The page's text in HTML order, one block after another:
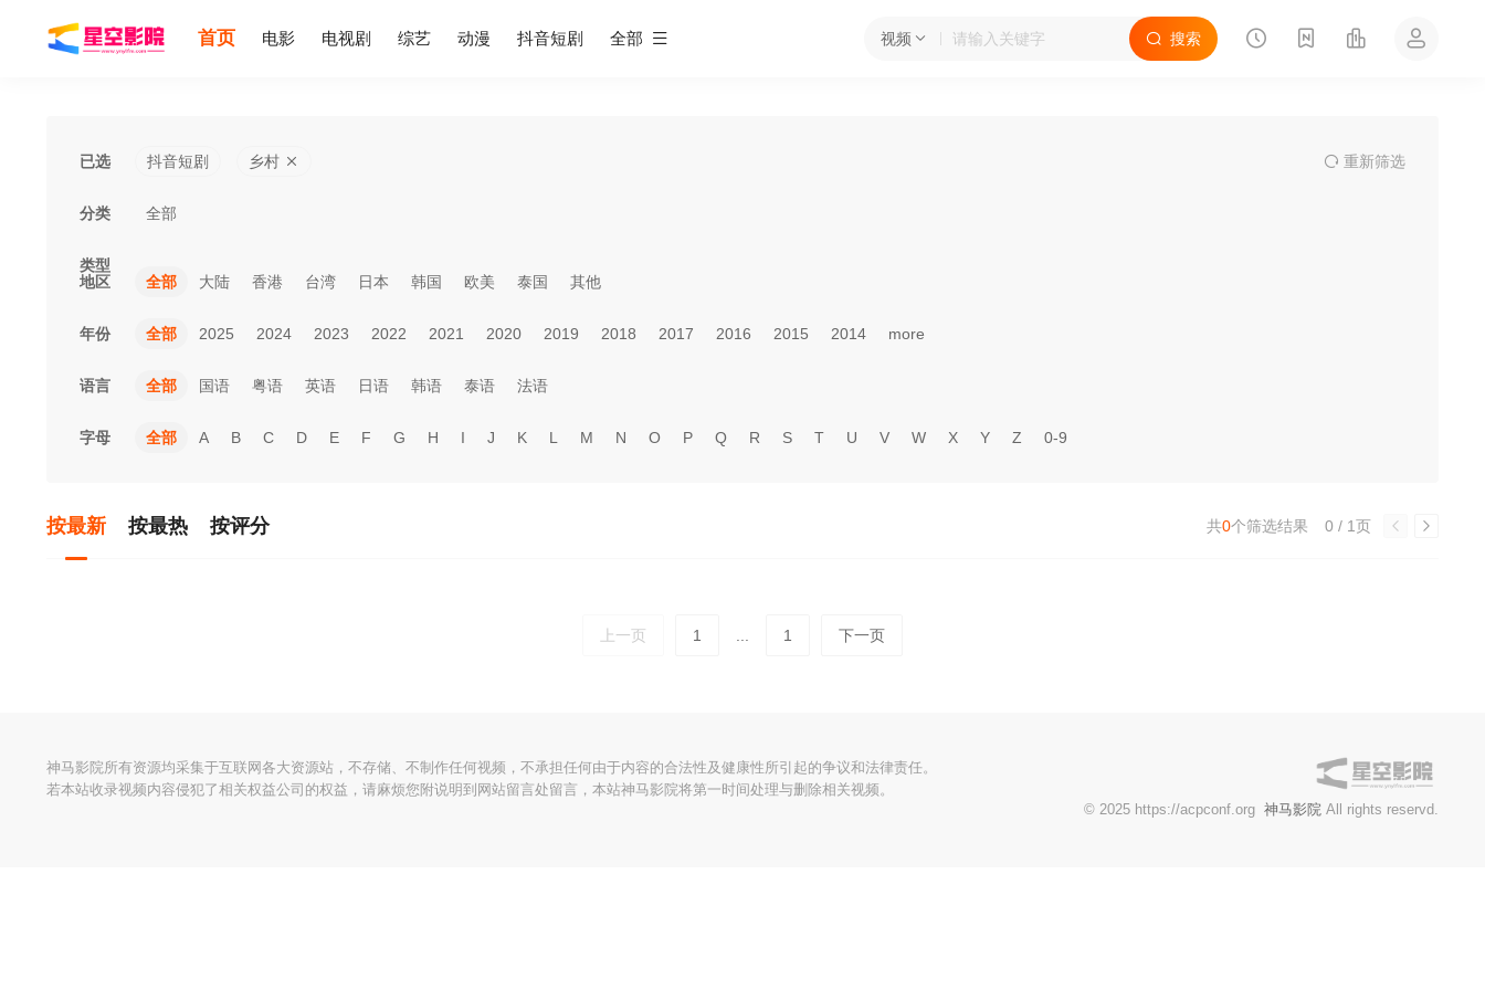
视频 搜索
首页 电影 电视剧 综艺 动漫 抖音短剧 全部
已选 抖音短剧 乡村 重新筛选
分类 全部
类型
地区
全部 大陆 香港 台湾 日本 韩国 欧美 泰国 其他
年份 全部 2025 2024 2023 2022 2021 2020 2019 2018 2017 2016 2015 2014 more
语言 全部 国语 粤语 英语 日语 韩语 泰语 法语
字母 全部 A B C D E F G H I J K L M N O P Q R S T U V W X Y Z 0-9
按最新 按最热 按评分 0 / 1页
共0个筛选结果
上一页 1 1 下一页
神马影院所有资源均采集于互联网各大资源站，不存储、不制作任何视频，不承担任何由于内容的合法性及健康性所引起的争议和法律责任。
若本站收录视频内容侵犯了相关权益公司的权益，请麻烦您附说明到网站留言处留言，本站神马影院将第一时间处理与删除相关视频。
© 2025 https://acpconf.org 神马影院All rights reservd.